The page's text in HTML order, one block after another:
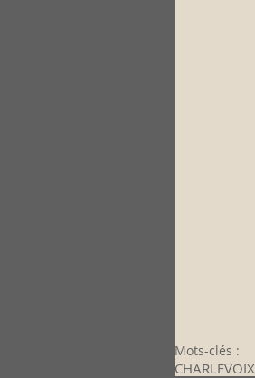
Mots-clés :
CHARLEVOIX